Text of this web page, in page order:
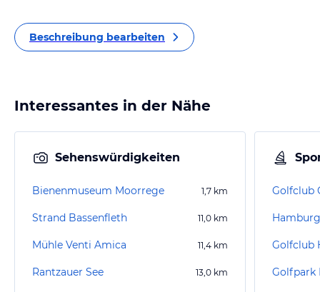
Beschreibung bearbeiten
Interessantes in der Nähe
Sehenswürdigkeiten
Bienenmuseum Moorrege 1,7 km
Strand Bassenfleth 11,0 km
Mühle Venti Amica 11,4 km
Rantzauer See 13,0 km
Golfclub
Golfclub
Golfpark